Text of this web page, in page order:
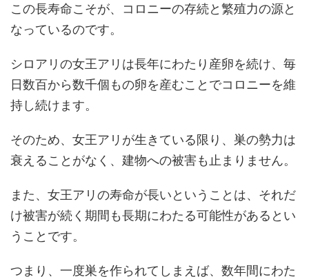
この長寿命こそが、コロニーの存続と繁殖力の源と
なっているのです。
シロアリの女王アリは長年にわたり産卵を続け、毎
日数百から数千個もの卵を産むことでコロニーを維
持し続けます。
そのため、女王アリが生きている限り、巣の勢力は
衰えることがなく、建物への被害も止まりません。
また、女王アリの寿命が長いということは、それだ
け被害が続く期間も長期にわたる可能性があるとい
うことです。
つまり、一度巣を作られてしまえば、数年間にわた